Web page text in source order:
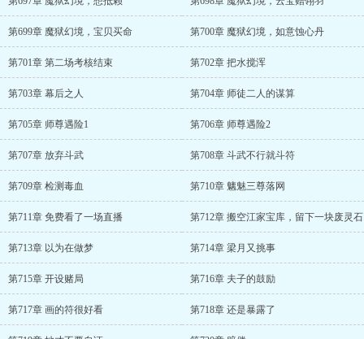
第699章 魔狱幻境，宝贝买命 第700章 魔狱幻境，如意蚀心丹
第701章 第二场考核结束 第702章 把水搅浑
第703章 幕后之人 第704章 师徒二人的谋算
第705章 师尊遇险1 第706章 师尊遇险2
第707章 放弃斗武 第708章 斗武不行就斗符
第709章 检测毒血 第710章 魑魅三尊落网
第711章 免费看了一场直播 第712章 搬空江家宝库，留下一块废灵石
第713章 以为在做梦 第714章 梁月又挑事
第715章 开设赌局 第716章 夫子的鼓励
第717章 画的符很好看 第718章 还是暴露了